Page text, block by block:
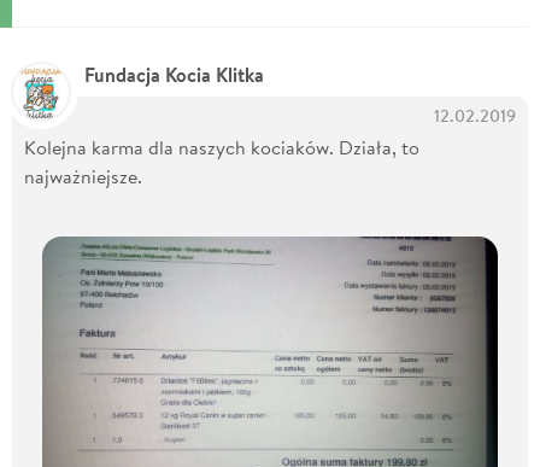
Fundacja Kocia Klitka
12.02.2019
Kolejna karma dla naszych kociaków. Działa, to
najważniejsze.